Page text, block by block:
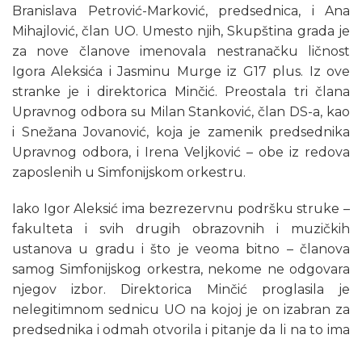
Branislava Petrović-Marković, predsednica, i Ana
Mihajlović, član UO. Umesto njih, Skupština grada je
za nove članove imenovala nestranačku ličnost
Igora Aleksića i Jasminu Murge iz G17 plus. Iz ove
stranke je i direktorica Minčić. Preostala tri člana
Upravnog odbora su Milan Stanković, član DS-a, kao
i Snežana Jovanović, koja je zamenik predsednika
Upravnog odbora, i Irena Veljković – obe iz redova
zaposlenih u Simfonijskom orkestru.
Iako Igor Aleksić ima bezrezervnu podršku struke –
fakulteta i svih drugih obrazovnih i muzičkih
ustanova u gradu i što je veoma bitno – članova
samog Simfonijskog orkestra, nekome ne odgovara
njegov izbor. Direktorica Minčić proglasila je
nelegitimnom sednicu UO na kojoj je on izabran za
predsednika i odmah otvorila i pitanje da li na to ima